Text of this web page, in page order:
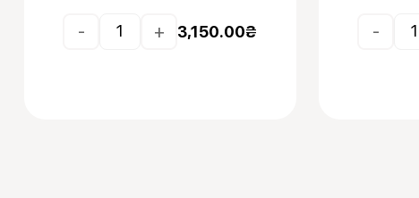
- + 3,150.00₴ -